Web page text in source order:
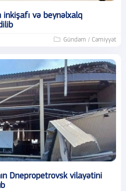
inkişafı və beynəlxalq
Gündəm / Cəmiyyət
Dnepropetrovsk vilayətini